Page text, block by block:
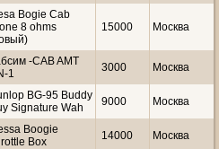
Bogie Cab
8 ohms
15000 Москва
-CAB AMT
1
3000 Москва
BG-95 Buddy
Signature Wah
9000 Москва
Boogie
Box
14000 Москва